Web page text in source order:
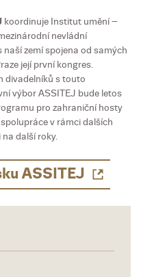
koordinuje Institut umění –
nevládní
naší zemí spojena od samých
její první kongres.
divadelníků s touto
výbor ASSITEJ bude letos
pro zahraniční hosty
v rámci dalších
další roky.
ASSITEJ